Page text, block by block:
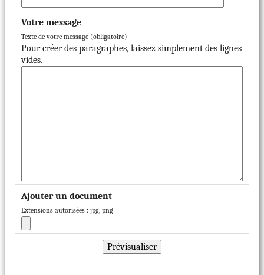
Votre message
Texte de votre message (obligatoire)
Pour créer des paragraphes, laissez simplement des lignes
vides.
Ajouter un document
Extensions autorisées : jpg, png